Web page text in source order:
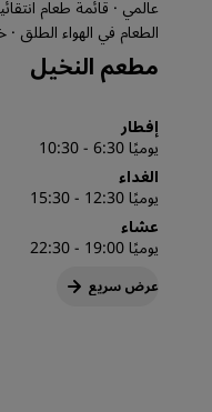
عالمي · قائمة طعام
الطعام في الهواء الطلق
مطعم النخيل
إفطار
يوميًا 6:30 - 10:30
الغداء
يوميًا 12:30 - 15:30
عشاء
يوميًا 19:00 - 22:30
عرض سريع